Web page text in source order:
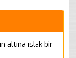
altına ıslak bir